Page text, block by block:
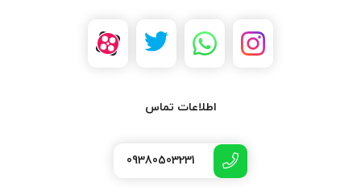
اطلاعات تماس
09380503231